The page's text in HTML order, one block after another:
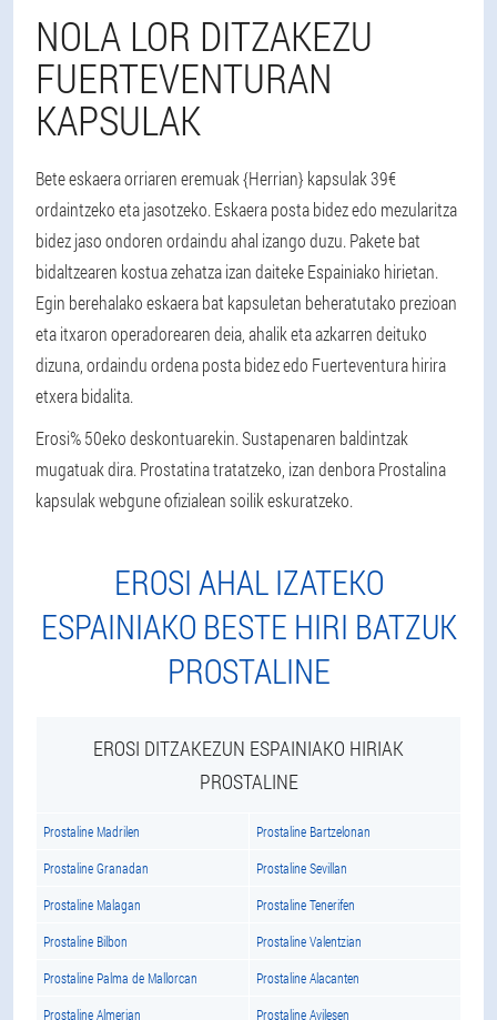
NOLA LOR DITZAKEZU
FUERTEVENTURAN
KAPSULAK
Bete eskaera orriaren eremuak {Herrian} kapsulak 39€
ordaintzeko eta jasotzeko. Eskaera posta bidez edo mezularitza
bidez jaso ondoren ordaindu ahal izango duzu. Pakete bat
bidaltzearen kostua zehatza izan daiteke Espainiako hirietan.
Egin berehalako eskaera bat kapsuletan beheratutako prezioan
eta itxaron operadorearen deia, ahalik eta azkarren deituko
dizuna, ordaindu ordena posta bidez edo Fuerteventura hirira
etxera bidalita.
Erosi% 50eko deskontuarekin. Sustapenaren baldintzak
mugatuak dira. Prostatina tratatzeko, izan denbora Prostalina
kapsulak webgune ofizialean soilik eskuratzeko.
EROSI AHAL IZATEKO
ESPAINIAKO BESTE HIRI BATZUK
PROSTALINE
EROSI DITZAKEZUN ESPAINIAKO HIRIAK
PROSTALINE
Prostaline Madrilen Prostaline Bartzelonan
Prostaline Granadan Prostaline Sevillan
Prostaline Malagan Prostaline Tenerifen
Prostaline Bilbon Prostaline Valentzian
Prostaline Palma de Mallorcan Prostaline Alacanten
Prostaline Almerian Prostaline Avilesen